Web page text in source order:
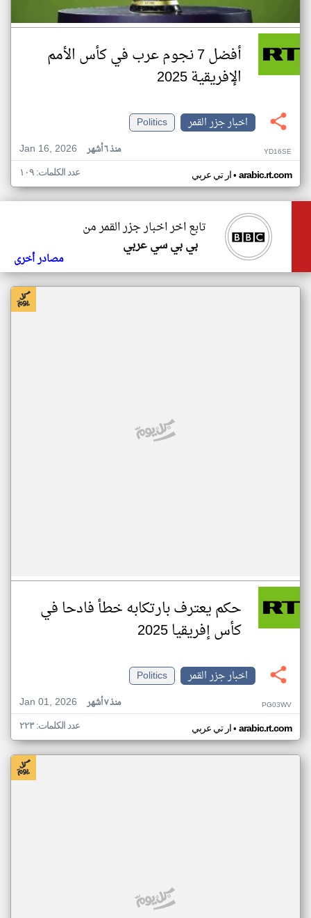
أفضل 7 نجوم عرب في كأس الأمم
الإفريقية 2025
اخبار جزر القمر
Politics
Jan 16, 2026
منذ ٦ أشهر YD16SE
ار تي عربي• arabic.rt.com عدد الكلمات: ١٠٩
تابع اخر اخبار جزر القمر من
بي بي سي عربي
مصادر أخرى
حكم يعترف بارتكابه خطأ فادحا في
كأس إفريقيا 2025
اخبار جزر القمر
Politics
Jan 01, 2026
منذ ٧ أشهر PG03WV
ار تي عربي• arabic.rt.com عدد الكلمات: ٢٢٣